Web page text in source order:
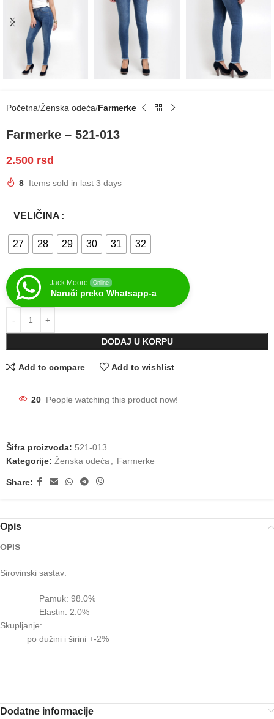
Početna Ženska odeća Farmerke
Farmerke – 521-013
2.500 rsd
8 Items sold in last 3 days
VELIČINA
27 28 29 30 31 32
Jack Moore Online
Naruči preko Whatsapp-a
DODAJ U KORPU
Add to compare Add to wishlist
20 People watching this product now!
Šifra proizvoda: 521-013
Kategorije: Ženska odeća Farmerke
Share:
Opis
OPIS
Sirovinski sastav:
Pamuk: 98.0%
Elastin: 2.0%
Skupljanje:
po dužini i širini +-2%
Dodatne informacije